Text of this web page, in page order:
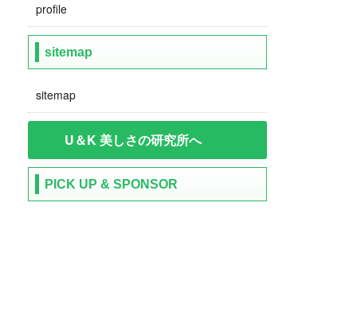
profile
sitemap
sitemap
U＆K 美しさの研究所へ
PICK UP & SPONSOR